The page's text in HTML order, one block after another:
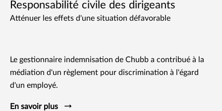
Responsabilité civile des dirigeants
Atténuer les effets d'une situation défavorable
Le gestionnaire indemnisation de Chubb a contribué à la
médiation d'un règlement pour discrimination à l'égard
d'un employé.
En savoir plus